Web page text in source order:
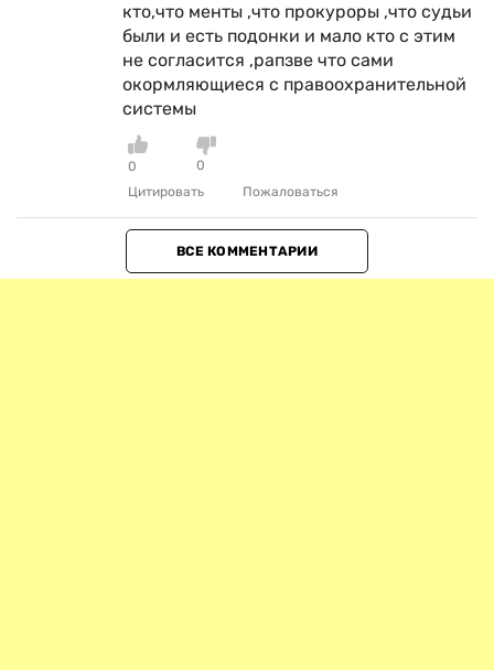
кто,что менты ,что прокуроры ,что судьи
были и есть подонки и мало кто с этим
не согласится ,рапзве что сами
окормляющиеся с правоохранительной
системы
0
0
Цитировать
Пожаловаться
ВСЕ КОММЕНТАРИИ